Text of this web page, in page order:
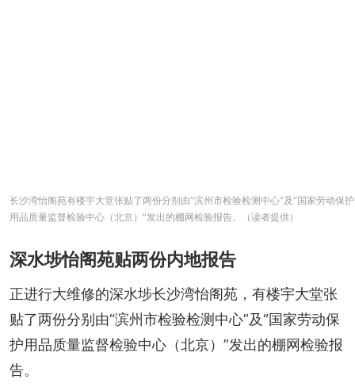
长沙湾怡阁苑有楼宇大堂张贴了两份分别由“滨州市检验检测中心”及“国家劳动保护
用品质量监督检验中心（北京）”发出的棚网检验报告。（读者提供）
深水埗怡阁苑贴两份内地报告
正进行大维修的深水埗长沙湾怡阁苑，有楼宇大堂张
贴了两份分别由“滨州市检验检测中心”及“国家劳动保
护用品质量监督检验中心（北京）”发出的棚网检验报
告。